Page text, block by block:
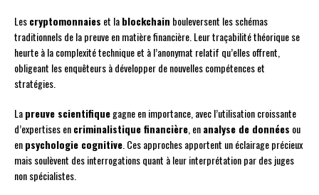
Lescryptomonnaies et lablockchain bouleversent les schémas
traditionnels de la preuve en matière financière. Leur traçabilité théorique se
heurte à la complexité technique et à l’anonymat relatif qu’elles offrent,
obligeant les enquêteurs à développer de nouvelles compétences et
stratégies.
Lapreuve scientifiquegagne en importance, avec l’utilisation croissante
d’expertises encriminalistique financière, enanalyse de données ou
enpsychologie cognitive. Ces approches apportent un éclairage précieux
mais soulèvent des interrogations quant à leur interprétation par des juges
non spécialistes.